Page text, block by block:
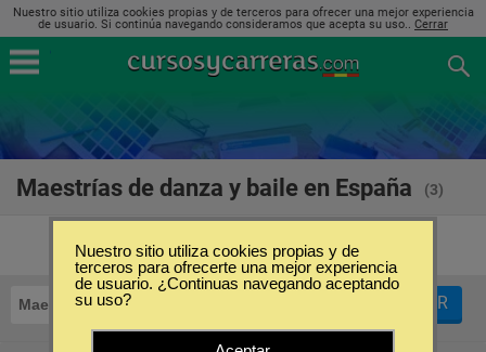
Nuestro sitio utiliza cookies propias y de terceros para ofrecer una mejor experiencia
de usuario. Si continúa navegando consideramos que acepta su uso.. Cerrar
Maestrías de danza y baile en España (3)
Maestrías FILTRAR
Nuestro sitio utiliza cookies propias y de
terceros para ofrecerte una mejor experiencia
de usuario. ¿Continuas navegando aceptando
su uso?